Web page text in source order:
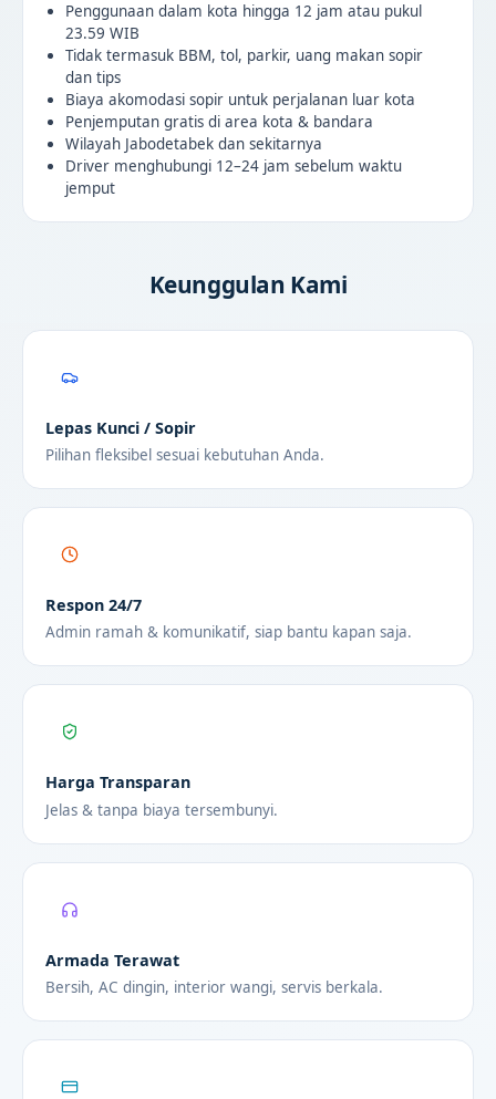
Penggunaan dalam kota hingga 12 jam atau pukul
23.59 WIB
Tidak termasuk BBM, tol, parkir, uang makan sopir
dan tips
Biaya akomodasi sopir untuk perjalanan luar kota
Penjemputan gratis di area kota & bandara
Wilayah Jabodetabek dan sekitarnya
Driver menghubungi 12–24 jam sebelum waktu
jemput
Keunggulan Kami
Lepas Kunci / Sopir
Pilihan fleksibel sesuai kebutuhan Anda.
Respon 24/7
Admin ramah & komunikatif, siap bantu kapan saja.
Harga Transparan
Jelas & tanpa biaya tersembunyi.
Armada Terawat
Bersih, AC dingin, interior wangi, servis berkala.